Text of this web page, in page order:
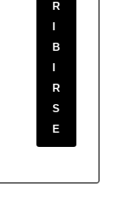
R
B
R
S
E